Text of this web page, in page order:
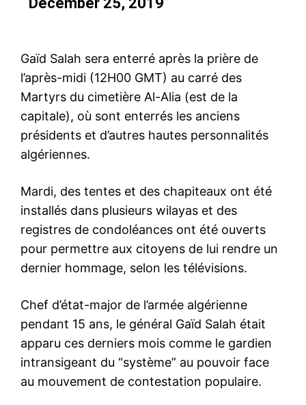
Gaïd Salah sera enterré après la prière de
l’après-midi (12H00 GMT) au carré des
Martyrs du cimetière Al-Alia (est de la
capitale), où sont enterrés les anciens
présidents et d’autres hautes personnalités
algériennes.
Mardi, des tentes et des chapiteaux ont été
installés dans plusieurs wilayas et des
registres de condoléances ont été ouverts
pour permettre aux citoyens de lui rendre un
dernier hommage, selon les télévisions.
Chef d’état-major de l’armée algérienne
pendant 15 ans, le général Gaïd Salah était
apparu ces derniers mois comme le gardien
intransigeant du “système” au pouvoir face
au mouvement de contestation populaire.